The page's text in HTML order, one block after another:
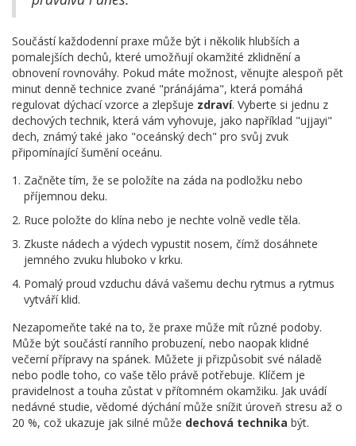
Součástí každodenní praxe může být i několik hlubších a
pomalejších dechů, které umožňují okamžité zklidnění a
obnovení rovnováhy. Pokud máte možnost, věnujte alespoň pět
minut denně technice zvané "pránájáma", která pomáhá
regulovat dýchací vzorce a zlepšuje zdraví. Vyberte si jednu z
dechových technik, která vám vyhovuje, jako například "ujjayi"
dech, známý také jako "oceánský dech" pro svůj zvuk
připomínající šumění oceánu.
Začněte tím, že se položíte na záda na podložku nebo
příjemnou deku.
Ruce položte do klína nebo je nechte volně vedle těla.
Zkuste nádech a výdech vypustit nosem, čímž dosáhnete
jemného zvuku hluboko v krku.
Pomalý proud vzduchu dává vašemu dechu rytmus a rytmus
vytváří klid.
Nezapomeňte také na to, že praxe může mít různé podoby.
Může být součástí ranního probuzení, nebo naopak klidné
večerní přípravy na spánek. Můžete ji přizpůsobit své náladě
nebo podle toho, co vaše tělo právě potřebuje. Klíčem je
pravidelnost a touha zůstat v přítomném okamžiku. Jak uvádí
nedávné studie, vědomé dýchání může snížit úroveň stresu až o
20 %, což ukazuje jak silné může dechová technika být.